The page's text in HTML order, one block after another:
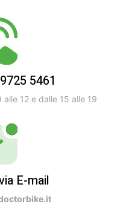
5461
12 e dalle 15 alle 19
E-mail